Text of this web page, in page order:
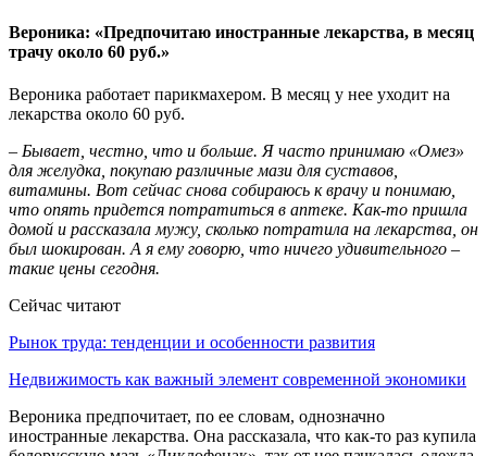
Вероника: «Предпочитаю иностранные лекарства, в месяц
трачу около 60 руб.»
Вероника работает парикмахером. В месяц у нее уходит на
лекарства около 60 руб.
– Бывает, честно, что и больше. Я часто принимаю «Омез»
для желудка, покупаю различные мази для суставов,
витамины. Вот сейчас снова собираюсь к врачу и понимаю,
что опять придется потратиться в аптеке. Как-то пришла
домой и рассказала мужу, сколько потратила на лекарства, он
был шокирован. А я ему говорю, что ничего удивительного –
такие цены сегодня.
Сейчас читают
Рынок труда: тенденции и особенности развития
Недвижимость как важный элемент современной экономики
Вероника предпочитает, по ее словам, однозначно
иностранные лекарства. Она рассказала, что как-то раз купила